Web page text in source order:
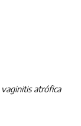
atrófica